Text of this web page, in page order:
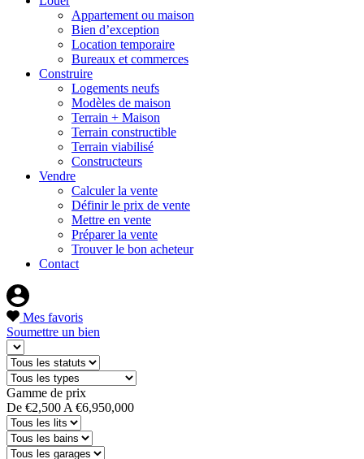
Appartement ou maison
Bien d’exception
Location temporaire
Bureaux et commerces
Construire
Logements neufs
Modèles de maison
Terrain + Maison
Terrain constructible
Terrain viabilisé
Constructeurs
Vendre
Calculer la vente
Définir le prix de vente
Mettre en vente
Préparer la vente
Trouver le bon acheteur
Contact
Mes favoris
Soumettre un bien
Gamme de prix
De €2,500 A €6,950,000